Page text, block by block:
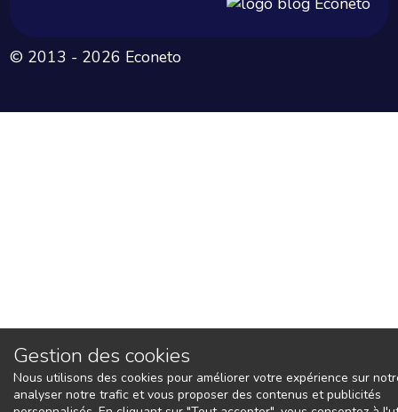
Gestion des cookies
Nous utilisons des cookies pour améliorer votre expérience sur
analyser notre trafic et vous proposer des contenus et publicités
© 2013 - 2026 Econeto